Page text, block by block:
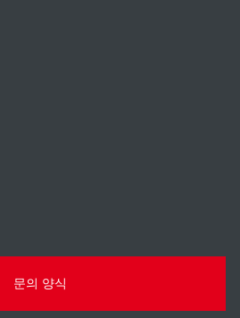
문의 양식